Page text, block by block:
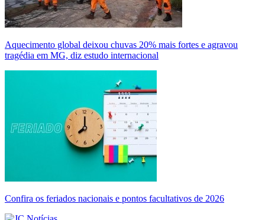
Aquecimento global deixou chuvas 20% mais fortes e agravou
tragédia em MG, diz estudo internacional
Confira os feriados nacionais e pontos facultativos de 2026